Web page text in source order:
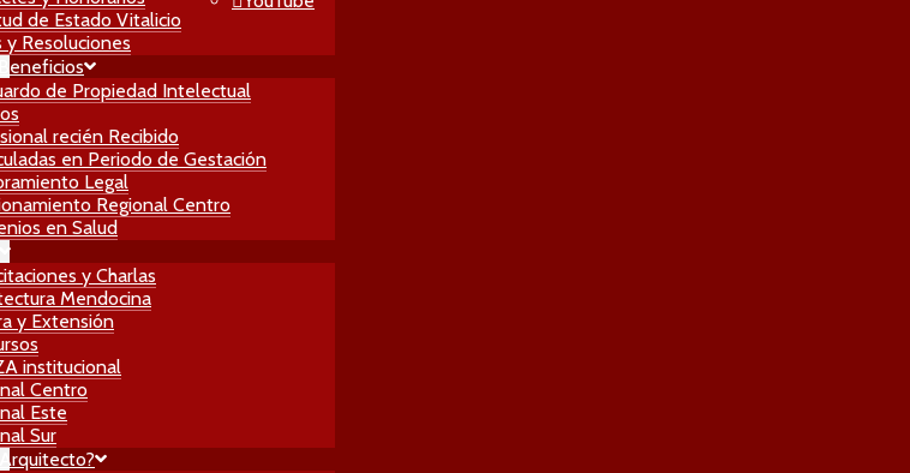
de Estado Vitalicio
y Resoluciones
de Propiedad Intelectual
recién Recibido
en Periodo de Gestación
Legal
Regional Centro
en Salud
y Charlas
Mendocina
y Extensión
institucional
Centro
Este
Sur